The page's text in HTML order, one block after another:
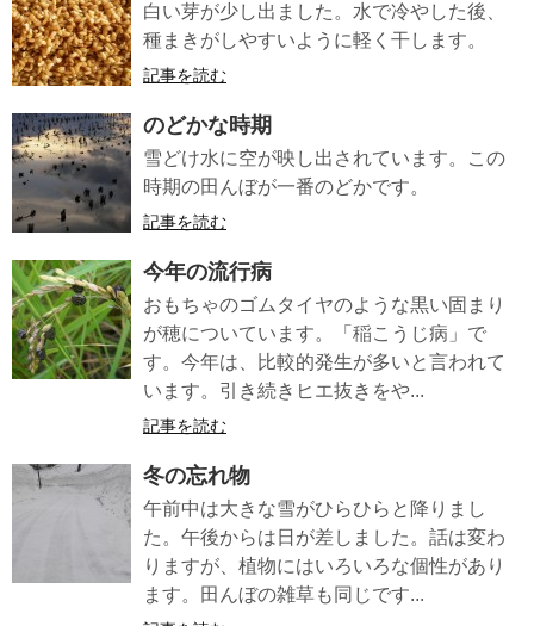
白い芽が少し出ました。水で冷やした後、
種まきがしやすいように軽く干します。
記事を読む
のどかな時期
雪どけ水に空が映し出されています。この
時期の田んぼが一番のどかです。
記事を読む
今年の流行病
おもちゃのゴムタイヤのような黒い固まり
が穂についています。「稲こうじ病」で
す。今年は、比較的発生が多いと言われて
います。引き続きヒエ抜きをや...
記事を読む
冬の忘れ物
午前中は大きな雪がひらひらと降りまし
た。午後からは日が差しました。話は変わ
りますが、植物にはいろいろな個性があり
ます。田んぼの雑草も同じです...